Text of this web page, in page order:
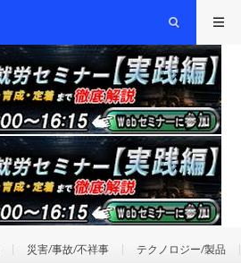
災害/事故/不祥事 テクノロジー/製品